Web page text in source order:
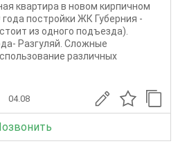
квартира в новом кирпичном
постройки ЖК Губерния -
из одного подъезда).
Разгуляй. Сложные
различных
04.08